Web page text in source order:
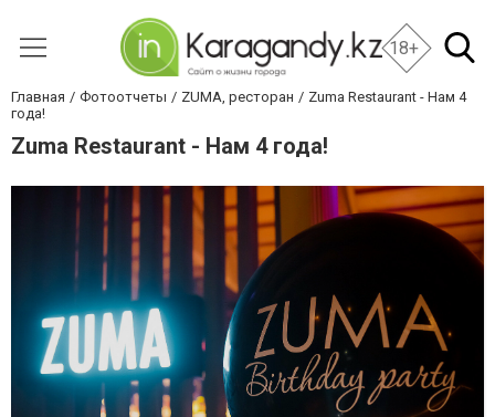
18+
Главная Фотоотчеты ZUMA, ресторан
Zuma Restaurant - Нам 4
года!
Zuma Restaurant - Нам 4 года!